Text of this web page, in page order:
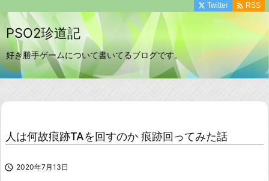
PSO2珍道記
好き勝手ゲームについて書いてるブログです。
Twitter  RSS
人は何故痕跡TAを回すのか 痕跡回ってみた話
 2020年7月13日